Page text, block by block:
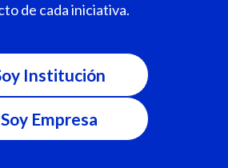
de cada iniciativa.
Institución
Soy Empresa